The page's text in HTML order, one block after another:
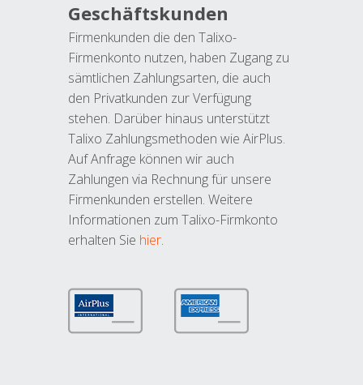
Geschäftskunden
Firmenkunden die den Talixo-
Firmenkonto nutzen, haben Zugang zu
sämtlichen Zahlungsarten, die auch
den Privatkunden zur Verfügung
stehen. Darüber hinaus unterstützt
Talixo Zahlungsmethoden wie AirPlus.
Auf Anfrage können wir auch
Zahlungen via Rechnung für unsere
Firmenkunden erstellen. Weitere
Informationen zum Talixo-Firmkonto
erhalten Sie hier.